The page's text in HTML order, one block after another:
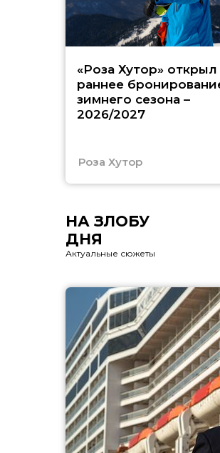
«Роза Хутор» открыл
раннее
зимнего сезона –
2026/2027
Роза Хутор
НА ЗЛОБУ
ДНЯ
Актуальные сюжеты